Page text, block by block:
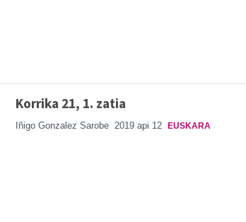
Korrika 21, 1. zatia
Iñigo Gonzalez Sarobe 2019 api 12 EUSKARA